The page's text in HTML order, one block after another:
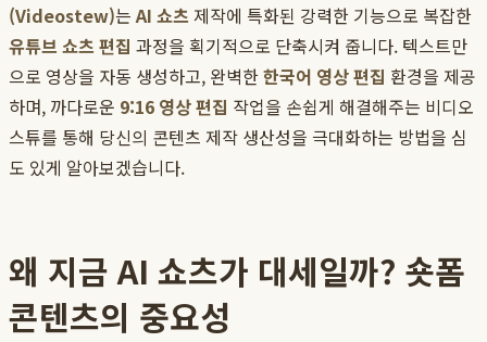
(Videostew)는AI 쇼츠 제작에 특화된 강력한 기능으로 복잡한
유튜브 쇼츠 편집 과정을 획기적으로 단축시켜 줍니다. 텍스트만
으로 영상을 자동 생성하고, 완벽한한국어 영상 편집 환경을 제공
하며, 까다로운 9:16 영상 편집 작업을 손쉽게 해결해주는 비디오
스튜를 통해 당신의 콘텐츠 제작 생산성을 극대화하는 방법을 심
도 있게 알아보겠습니다.
왜 지금 AI 쇼츠가 대세일까? 숏폼
콘텐츠의 중요성